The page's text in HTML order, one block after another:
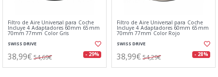
Filtro de Aire Universal para Coche
Incluye 4 Adaptadores 60mm 65mm
70mm 77mm Color Gris
SWISS DRIVE
38,99€ 54,69€ - 29%
Filtro de Aire Universal para Coche
Incluye 4 Adaptadores 60mm 65mm
70mm 77mm Color Rojo
SWISS DRIVE
38,99€ 54,29€ - 28%